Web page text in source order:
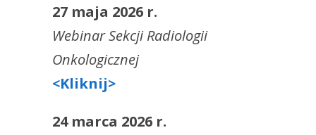
27 maja 2026 r.
Webinar Sekcji Radiologii
Onkologicznej
<Kliknij>
24 marca 2026 r.